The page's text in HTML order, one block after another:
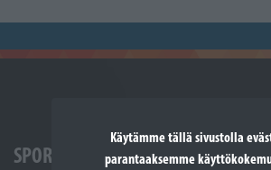
Käytämme tällä sivustolla
parantaaksemme
SPORTTIKONE SOMERO